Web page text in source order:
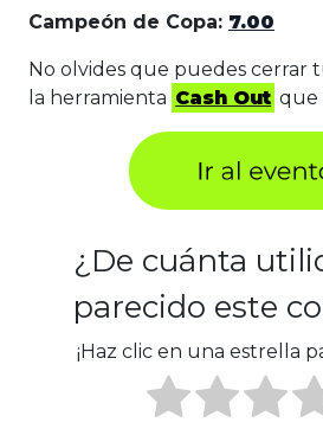
Campeón de Copa: 7.00
No olvides que puedes cerrar
la herramienta Cash Out que
¿De cuánta
parecido este
¡Haz clic en una estrella